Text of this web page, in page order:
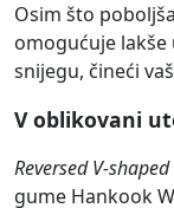
Osim što
omogućuje
snijegu, čineći
V oblikovani
Reversed V-
gume Hankook